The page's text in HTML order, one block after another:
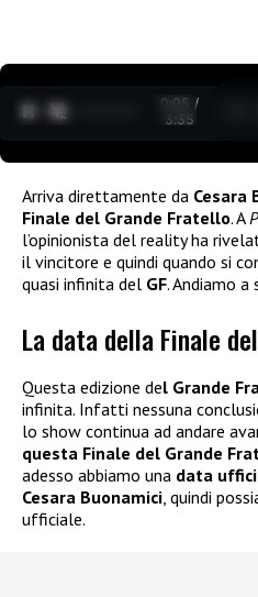
0:06 /
3:35
Arriva direttamente da Cesara
Finale del Grande Fratello. A
l’opinionista del reality ha
il vincitore e quindi quando si
quasi infinita del GF. Andiamo
La data della Finale
Questa edizione del Grande
infinita. Infatti nessuna
lo show continua ad andare
questa Finale del Grande
adesso abbiamo una data
Cesara Buonamici, quindi
ufficiale.